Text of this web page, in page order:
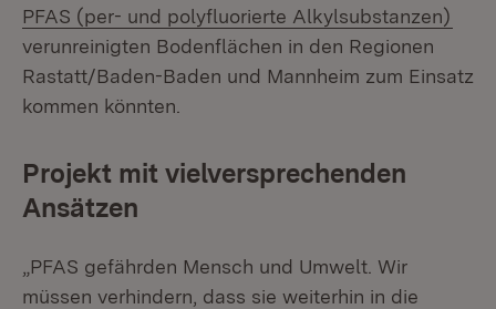
PFAS (per- und polyfluorierte Alkylsubstanzen)
verunreinigten Bodenflächen in den Regionen
Rastatt/Baden-Baden und Mannheim zum Einsatz
kommen könnten.
Projekt mit vielversprechenden
Ansätzen
„PFAS gefährden Mensch und Umwelt. Wir
müssen verhindern, dass sie weiterhin in die